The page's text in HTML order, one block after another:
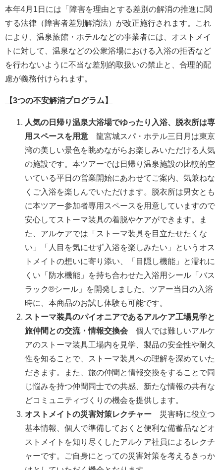
本年4月1日には「障害を理由とする差別の解消の推進に関
する法律（障害者差別解消法）が改正施行されます。これ
により、温泉旅館・ホテルなどの事業者には、オストメイ
トに対して、温泉などの公衆浴場における入浴の拒否など
を行わないように不当な差別的取扱いの禁止と、合理的配
慮が義務付けられます。
【3つの不安解消プログラム】
人気の日帰り温泉大浴場でゆったり入浴、脱衣所は専
用スペースを用意 龍宮城スパ・ホテル三日月は東京
湾の美しい景色を眺めながらお楽しみいただける人気
の施設です。本ツアーでは日帰り温泉施設の比較的空
いている平日の営業開始にあわせてご案内、気兼ねな
くご入浴を楽しんでいただけます。脱衣所は男女とも
に本ツアー参加者専用スペースを用意していますので
安心してストーマ装具の着脱やケアができます。ま
た、アルケアでは「ストーマ装具を目立たせたくな
い」「人目を気にせず入浴を楽しみたい」というオス
トメイトの想いに寄り添い、「目隠し機能」と濡れに
くい「防水機能」を持ち合わせた入浴用シール「バス
ラック®シール」を開発しました。ツアー当日の入浴
時に、本商品のお試し体験も可能です。
ストーマ装具のパイオニアであるアルケア工場見学と
旅仲間との交流・情報交換会 個人では難しいアルケ
アのストーマ装具工場内を見学、製品の安全性や耐久
性を知ることで、ストーマ装具への理解を深めていた
だきます。また、旅の仲間と情報交換をすることで同
じ悩みを持つ仲間同士での共感、新たな情報の共有な
どコミュニティづくりの機会を提供します。
オストメイトの災害対策レクチャー 災害時に役立つ
基本情報、個人で準備しておくと便利な備蓄品などオ
ストメイトを知り尽くしたアルケア社員によるレクチ
ャーです。ご自身にとっての災害対策を考えるきっか